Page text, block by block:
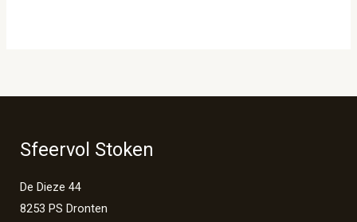
Sfeervol Stoken
De Dieze 44
8253 PS Dronten